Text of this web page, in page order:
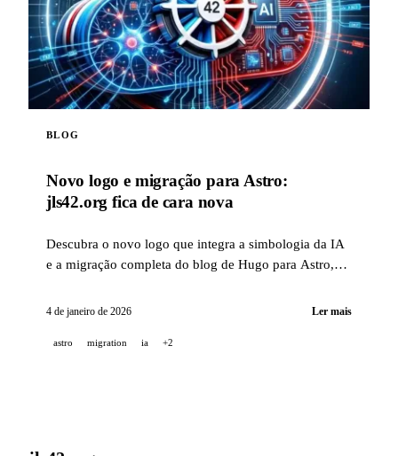
BLOG
Novo logo e migração para Astro:
jls42.org fica de cara nova
Descubra o novo logo que integra a simbologia da IA
e a migração completa do blog de Hugo para Astro,
4 de janeiro de 2026 Ler mais
astro migration ia +2